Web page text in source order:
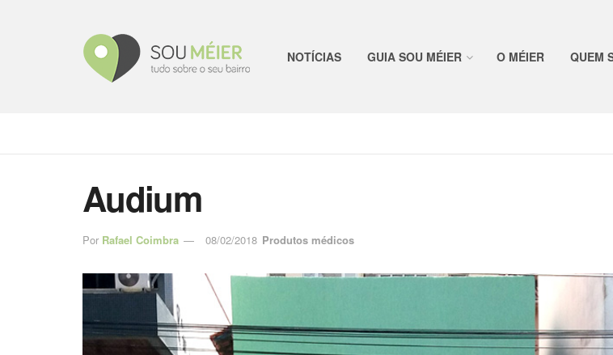
NOTÍCIAS GUIA SOU MÉIER O MÉIER QUEM
Audium
Por Rafael Coimbra 08/02/2018 Produtos médicos